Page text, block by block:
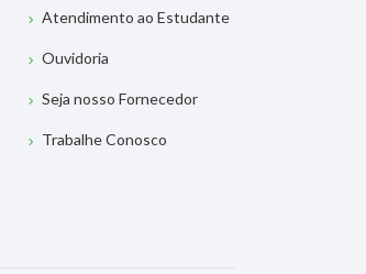
Atendimento ao Estudante
Ouvidoria
Seja nosso Fornecedor
Trabalhe Conosco